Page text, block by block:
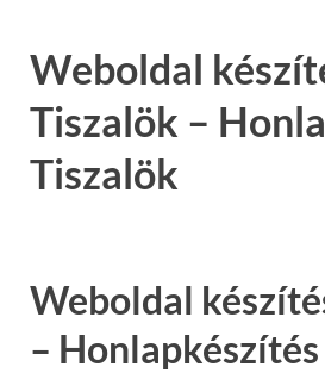
Weboldal
Tiszalök –
Tiszalök
Weboldal
–